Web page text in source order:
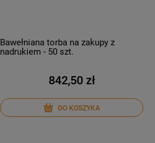
Bawełniana torba na zakupy z
nadrukiem - 50 szt.
842,50 zł
DO KOSZYKA